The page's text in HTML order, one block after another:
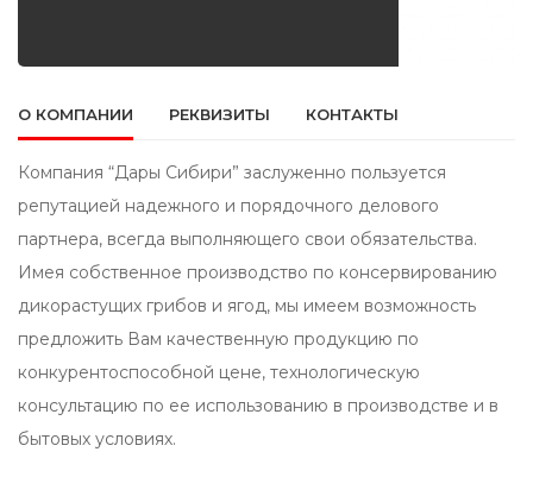
О КОМПАНИИ РЕКВИЗИТЫ КОНТАКТЫ
Компания “Дары Сибири” заслуженно пользуется
репутацией надежного и порядочного делового
партнера, всегда выполняющего свои обязательства.
Имея собственное производство по консервированию
дикорастущих грибов и ягод, мы имеем возможность
предложить Вам качественную продукцию по
конкурентоспособной цене, технологическую
консультацию по ее использованию в производстве и в
бытовых условиях.